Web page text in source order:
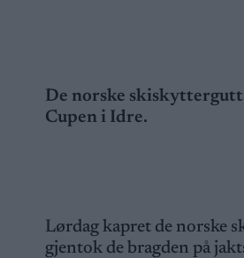
De norske
Cupen i Idre.
Lørdag kapret de norske
gjentok de bragden på